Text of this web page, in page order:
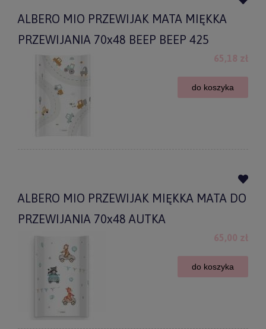
ALBERO MIO PRZEWIJAK MATA MIĘKKA
PRZEWIJANIA 70x48 BEEP BEEP 425
65,18 zł
do koszyka
ALBERO MIO PRZEWIJAK MIĘKKA MATA DO
PRZEWIJANIA 70x48 AUTKA
65,00 zł
do koszyka